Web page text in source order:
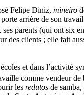
Felipe Diniz, mineiro
arrière de son
ses parents (qui ont six
des clients ; elle fait
et dans l’activité
comme vendeur de
les redutos de samba,